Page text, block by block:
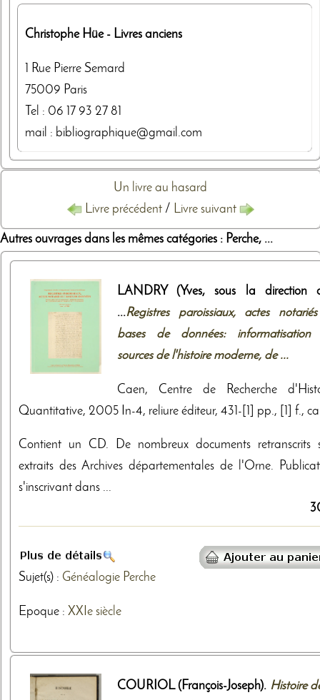
Christophe Hüe- Livres anciens
1 Rue Pierre Semard
75009 Paris
Tel : 06 17 93 27 81
mail : bibliographique@gmail.com
Un livre au hasard
Livre précédent / Livre suivant
Autres ouvrages dans les mêmes catégories : Perche, ...
LANDRY (Yves, sous la direction
...Registres paroissiaux, actes
bases de données: informatisation
sources de l'histoire moderne, de ...
Caen, Centre de Recherche
Quantitative, 2005 In-4, reliure éditeur, 431-[1] pp., [1] f.,
Contient un CD. De nombreux documents retranscrits
extraits des Archives départementales de l'Orne.
s'inscrivant dans ...
Sujet(s) : Généalogie Perche
Epoque : XXIe siècle
COURIOL (François-Joseph). Histoire